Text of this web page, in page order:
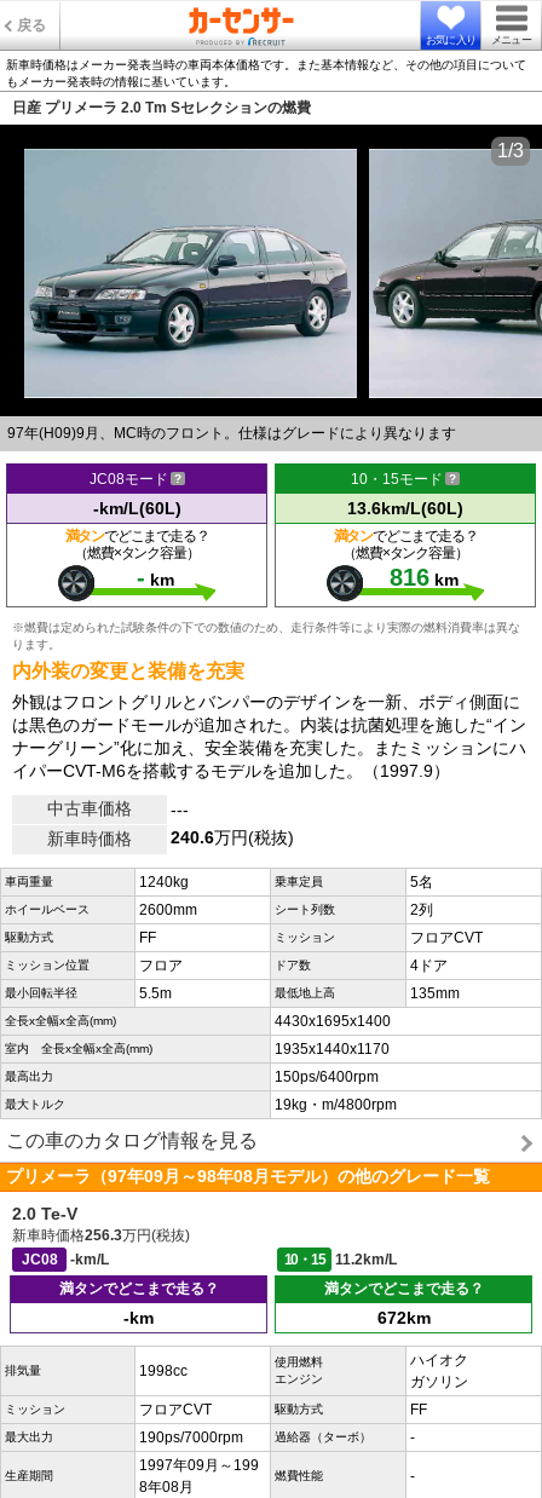
戻る
お気に入り メニュー
新車時価格はメーカー発表当時の車両本体価格です。また基本情報など、その他の項目について
もメーカー発表時の情報に基いています。
日産 プリメーラ 2.0 Tm Sセレクションの燃費
97年(H09)9月、MC時のフロント。仕様はグレードにより異なります
1/3
JC08モード
-km/L(60L)
満タンでどこまで走る？
（燃費×タンク容量）
- km
10・15モード
13.6km/L(60L)
満タンでどこまで走る？
（燃費×タンク容量）
816 km
※燃費は定められた試験条件の下での数値のため、走行条件等により実際の燃料消費率は異な
ります。
内外装の変更と装備を充実
外観はフロントグリルとバンパーのデザインを一新、ボディ側面に
は黒色のガードモールが追加された。内装は抗菌処理を施した“イン
ナーグリーン”化に加え、安全装備を充実した。またミッションにハ
イパーCVT-M6を搭載するモデルを追加した。（1997.9）
中古車価格
---
新車時価格
240.6万円(税抜)
車両重量 1240kg 乗車定員 5名
ホイールベース 2600mm シート列数 2列
駆動方式 FF ミッション フロアCVT
ミッション位置 フロア ドア数 4ドア
最小回転半径 5.5m 最低地上高 135mm
全長x全幅x全高(mm) 4430x1695x1400
室内 全長x全幅x全高(mm) 1935x1440x1170
最高出力 150ps/6400rpm
最大トルク 19kg・m/4800rpm
この車のカタログ情報を見る
プリメーラ（97年09月～98年08月モデル）の他のグレード一覧
2.0 Te-V
新車時価格256.3万円(税抜)
JC08
-km/L 10・15
11.2km/L
満タンでどこまで走る？
-km
満タンでどこまで走る？
672km
排気量 1998cc
使用燃料
エンジン
ハイオク
ガソリン
ミッション フロアCVT 駆動方式 FF
最大出力 190ps/7000rpm 過給器（ターボ） -
生産期間
1997年09月～199
8年08月
燃費性能 -